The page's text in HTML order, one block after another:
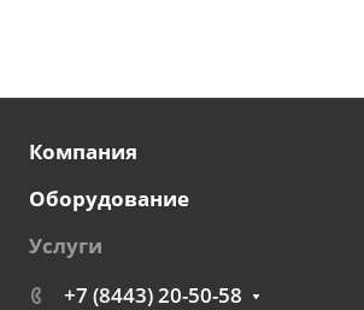
Компания
Оборудование
Услуги
+7 (8443) 20-50-58